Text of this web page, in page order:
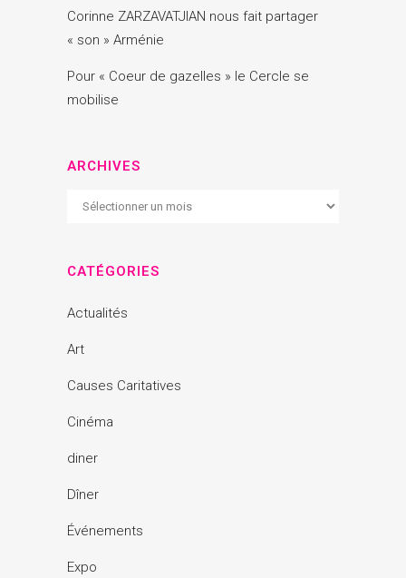
Corinne ZARZAVATJIAN nous fait partager
« son » Arménie
Pour « Coeur de gazelles » le Cercle se
mobilise
ARCHIVES
Archives
CATÉGORIES
Actualités
Art
Causes Caritatives
Cinéma
diner
Dîner
Événements
Expo